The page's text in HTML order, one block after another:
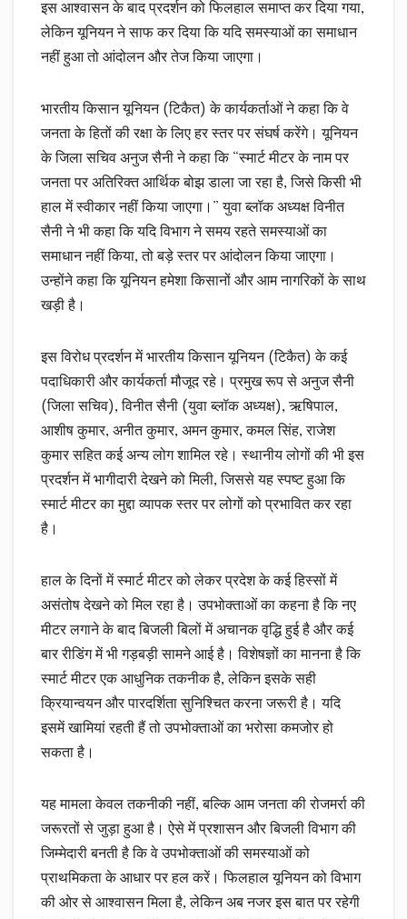
इस आश्वासन के बाद प्रदर्शन को फिलहाल समाप्त कर दिया गया,
लेकिन यूनियन ने साफ कर दिया कि यदि समस्याओं का समाधान
नहीं हुआ तो आंदोलन और तेज किया जाएगा।
भारतीय किसान यूनियन (टिकैत) के कार्यकर्ताओं ने कहा कि वे
जनता के हितों की रक्षा के लिए हर स्तर पर संघर्ष करेंगे। यूनियन
के जिला सचिव अनुज सैनी ने कहा कि “स्मार्ट मीटर के नाम पर
जनता पर अतिरिक्त आर्थिक बोझ डाला जा रहा है, जिसे किसी भी
हाल में स्वीकार नहीं किया जाएगा।” युवा ब्लॉक अध्यक्ष विनीत
सैनी ने भी कहा कि यदि विभाग ने समय रहते समस्याओं का
समाधान नहीं किया, तो बड़े स्तर पर आंदोलन किया जाएगा।
उन्होंने कहा कि यूनियन हमेशा किसानों और आम नागरिकों के साथ
खड़ी है।
इस विरोध प्रदर्शन में भारतीय किसान यूनियन (टिकैत) के कई
पदाधिकारी और कार्यकर्ता मौजूद रहे। प्रमुख रूप से अनुज सैनी
(जिला सचिव), विनीत सैनी (युवा ब्लॉक अध्यक्ष), ऋषिपाल,
आशीष कुमार, अनीत कुमार, अमन कुमार, कमल सिंह, राजेश
कुमार सहित कई अन्य लोग शामिल रहे। स्थानीय लोगों की भी इस
प्रदर्शन में भागीदारी देखने को मिली, जिससे यह स्पष्ट हुआ कि
स्मार्ट मीटर का मुद्दा व्यापक स्तर पर लोगों को प्रभावित कर रहा
है।
हाल के दिनों में स्मार्ट मीटर को लेकर प्रदेश के कई हिस्सों में
असंतोष देखने को मिल रहा है। उपभोक्ताओं का कहना है कि नए
मीटर लगाने के बाद बिजली बिलों में अचानक वृद्धि हुई है और कई
बार रीडिंग में भी गड़बड़ी सामने आई है। विशेषज्ञों का मानना है कि
स्मार्ट मीटर एक आधुनिक तकनीक है, लेकिन इसके सही
क्रियान्वयन और पारदर्शिता सुनिश्चित करना जरूरी है। यदि
इसमें खामियां रहती हैं तो उपभोक्ताओं का भरोसा कमजोर हो
सकता है।
यह मामला केवल तकनीकी नहीं, बल्कि आम जनता की रोजमर्रा की
जरूरतों से जुड़ा हुआ है। ऐसे में प्रशासन और बिजली विभाग की
जिम्मेदारी बनती है कि वे उपभोक्ताओं की समस्याओं को
प्राथमिकता के आधार पर हल करें। फिलहाल यूनियन को विभाग
की ओर से आश्वासन मिला है, लेकिन अब नजर इस बात पर रहेगी